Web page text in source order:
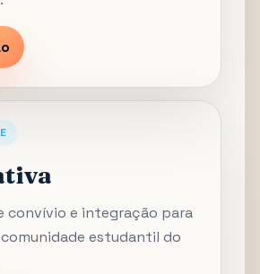
convívio e integração para
estudantil do